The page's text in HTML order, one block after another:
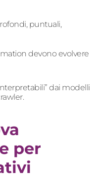
puntuali,
devono evolvere
dai modelli
per